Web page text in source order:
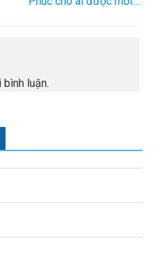
luận.